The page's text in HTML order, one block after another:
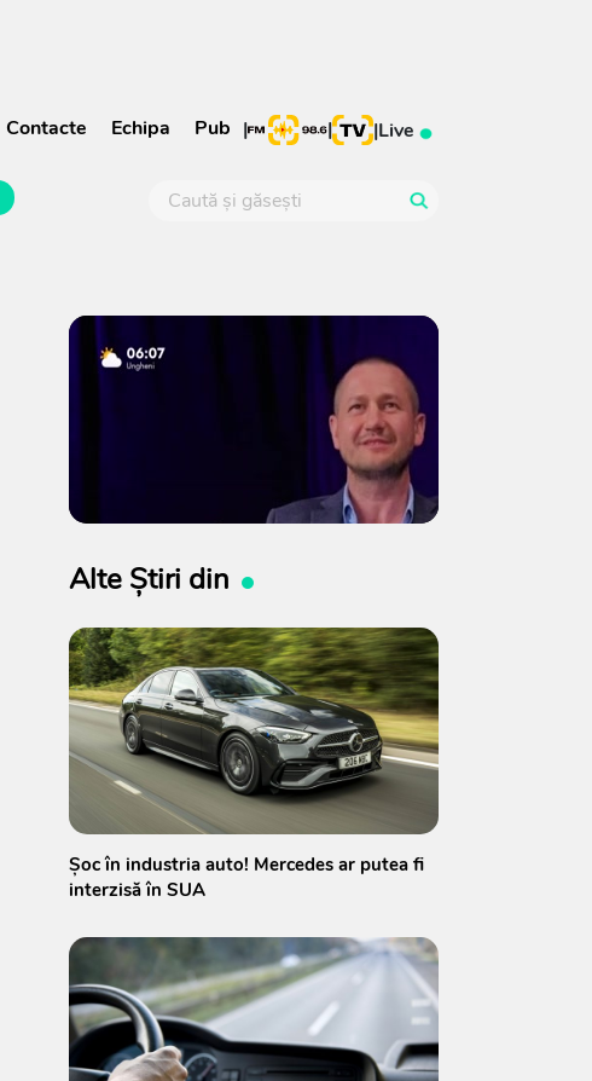
Contacte Echipa Pub | | |Live
Alte Știri din
Șoc în industria auto! Mercedes ar putea fi
interzisă în SUA